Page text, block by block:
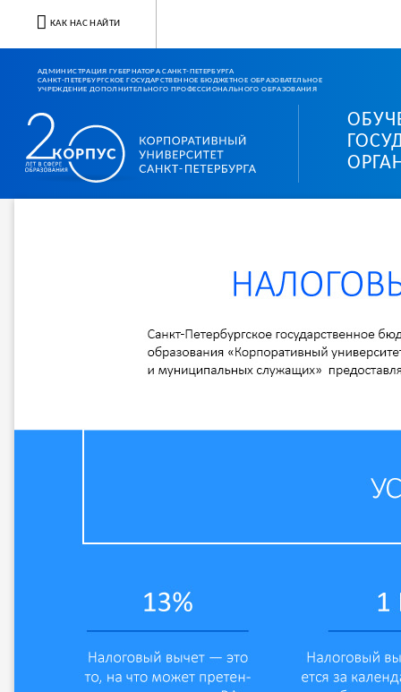
АДМИНИСТРАЦИЯ ГУБЕРНАТОРА САНКТ-ПЕТЕРБУРГА
САНКТ-ПЕТЕРБУРГСКОЕ ГОСУДАРСТВЕННОЕ БЮДЖЕТНОЕ ОБРАЗОВАТЕЛЬНОЕ
УЧРЕЖДЕНИЕ ДОПОЛНИТЕЛЬНОГО ПРОФЕССИОНАЛЬНОГО ОБРАЗОВАНИЯ
Корпоративный
КАК НАС НАЙТИ